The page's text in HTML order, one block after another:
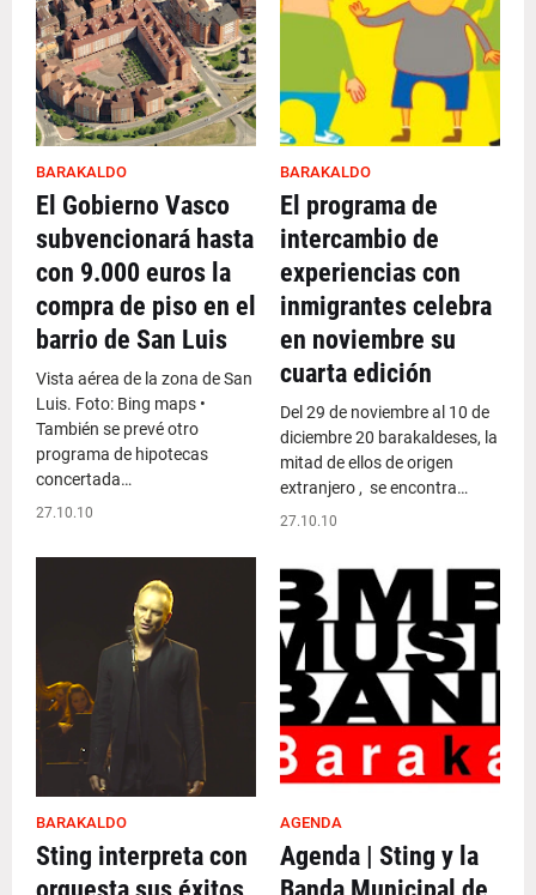
BARAKALDO
El Gobierno Vasco
subvencionará hasta
con 9.000 euros la
compra de piso en el
barrio de San Luis
Vista aérea de la zona de San
Luis. Foto: Bing maps •
También se prevé otro
programa de hipotecas
concertada…
27.10.10
BARAKALDO
El programa de
intercambio de
experiencias con
inmigrantes celebra
en noviembre su
cuarta edición
Del 29 de noviembre al 10 de
diciembre 20 barakaldeses, la
mitad de ellos de origen
extranjero , se encontra…
27.10.10
BARAKALDO
Sting interpreta con
AGENDA
Agenda | Sting y la